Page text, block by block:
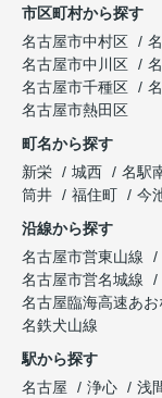
市区町村から探す
名古屋市中村区
名古屋市中川区
名古屋市千種区
名古屋市熱田区
町名から探す
新栄
城西 名駅
筒井
福住町
今
沿線から探す
名古屋市営東山線
名古屋市営名城線
名古屋臨海高速あお
名鉄犬山線
駅から探す
名古屋
浄心 浅